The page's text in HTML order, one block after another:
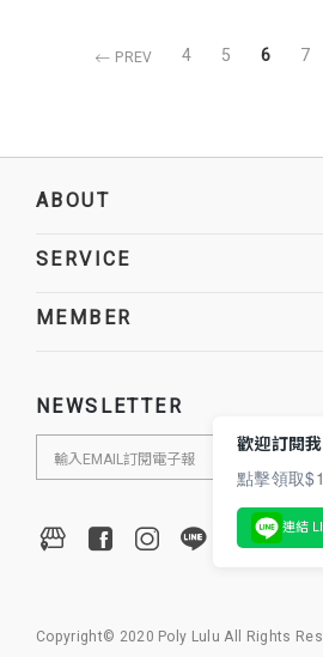
PREV 4 5 6 7
ABOUT
SERVICE
MEMBER
NEWSLETTER
Copyright© 2020 Poly Lulu All Rights
歡迎訂閱
點擊領取
連結